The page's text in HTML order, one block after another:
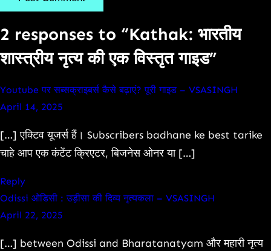
2 responses to “Kathak: भारतीय
शास्त्रीय नृत्य की एक विस्तृत गाइड”
Youtube पर सब्सक्राइबर्स कैसे बढ़ाएं? पूरी गाइड – VSASINGH
April 14, 2025
[…] एक्टिव यूजर्स हैं। Subscribers badhane ke best tarike
चाहे आप एक कंटेंट क्रिएटर, बिजनेस ओनर या […]
Reply
Odissi ओडिसी : उड़ीसा की दिव्य नृत्यकला – VSASINGH
April 22, 2025
[…] between Odissi and Bharatanatyam और महारी नृत्य